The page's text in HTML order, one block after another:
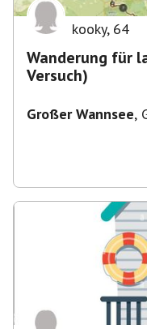
kooky, 64
Wanderung für
Versuch)
Großer Wannsee,